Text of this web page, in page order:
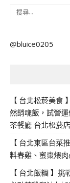
搜
鍵
@bluice0205
【 台北松菸美食
然銷魂飯，試營
茶餐廳 台北松菸店
【 台北東區台菜
料春雞、蜜棗煨
【 台北飯糰 】